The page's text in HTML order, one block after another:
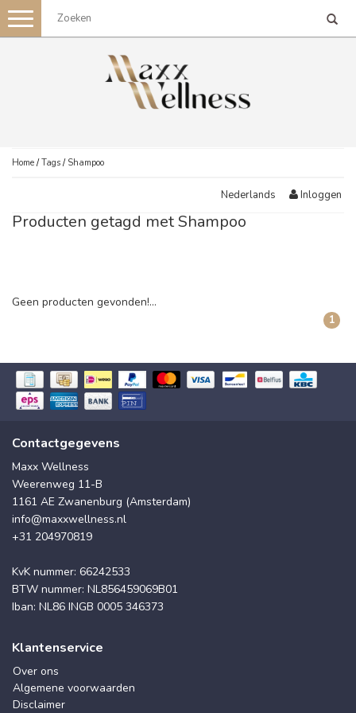
Toggle
navigation
Home /Tags / Shampoo
Nederlands Inloggen
Producten getagd met Shampoo
Geen producten gevonden!...
1
Contactgegevens
Maxx Wellness
Weerenweg 11-B
1161 AE Zwanenburg (Amsterdam)
info@maxxwellness.nl
+31 204970819
KvK nummer: 66242533
BTW nummer: NL856459069B01
Iban: NL86 INGB 0005 346373
Klantenservice
Over ons
Algemene voorwaarden
Disclaimer